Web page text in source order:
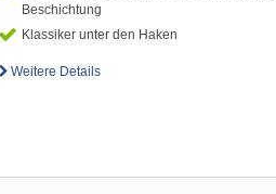
Beschichtung
Klassiker unter den Haken
Weitere Details